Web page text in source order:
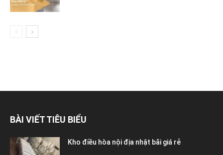
BÀI VIẾT TIÊU BIỂU
Kho điều hòa nội địa nhật bãi giá rẻ